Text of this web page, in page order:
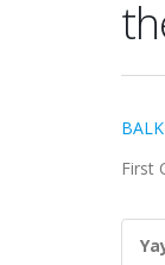
First